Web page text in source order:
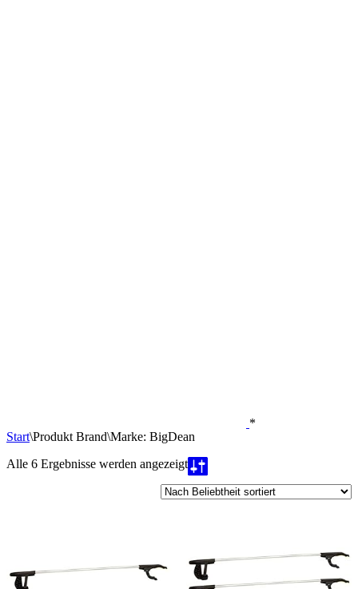
*
Start\Produkt Brand\Marke: BigDean
Alle 6 Ergebnisse werden angezeigtNach
Beliebtheit
sortiert